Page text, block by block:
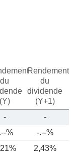
du
(Y)
Rendement
du
dividende
(Y+1)
- -
% -.--%
2,43%